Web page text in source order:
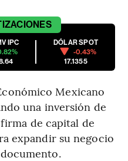
IPC
DÓLAR SPOT
-0.43%
17.1355
Mexicano
una inversión de
de capital de
expandir su negocio